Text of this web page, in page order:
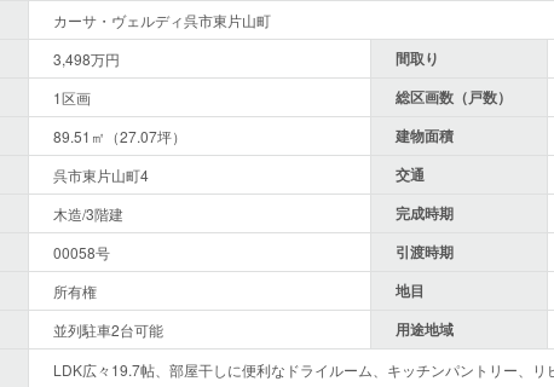
カーサ・ヴェルディ呉市東片山町
3,498万円 間取り
1区画 総区画数（戸数）
89.51㎡（27.07坪） 建物面積
呉市東片山町4 交通
木造/3階建 完成時期
00058号 引渡時期
所有権 地目
並列駐車2台可能 用途地域
LDK広々19.7帖、部屋干しに便利なドライルーム、キッチンパントリー、リ